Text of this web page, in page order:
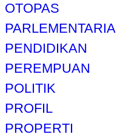
OTOPAS
PARLEMENTARIA
PENDIDIKAN
PEREMPUAN
POLITIK
PROFIL
PROPERTI